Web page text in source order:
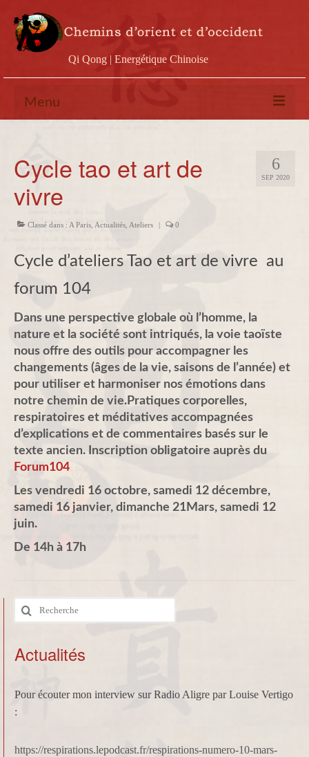
Qi Qong | Energétique Chinoise
Menu
Stages
Ateliers
Conférences
6
SEP 2020
Cycle tao et art de
vivre
Classé dans : A Paris Actualités Ateliers | 0
Cycle d’ateliers Tao et art de vivre au
forum 104
Dans une perspective globale où l’homme, la
nature et la société sont intriqués, la voie taoïste
nous offre des outils pour accompagner les
changements (âges de la vie, saisons de l’année) et
pour utiliser et harmoniser nos émotions dans
notre chemin de vie.Pratiques corporelles,
respiratoires et méditatives accompagnées
d’explications et de commentaires basés sur le
texte ancien. Inscription obligatoire auprès du
Forum104
Les vendredi 16 octobre, samedi 12 décembre,
samedi 16 janvier, dimanche 21Mars, samedi 12
juin.
De 14h à 17h
Rechercher
:
Actualités
Pour écouter mon interview sur Radio Aligre par Louise Vertigo
:
https://respirations.lepodcast.fr/respirations-numero-10-mars-